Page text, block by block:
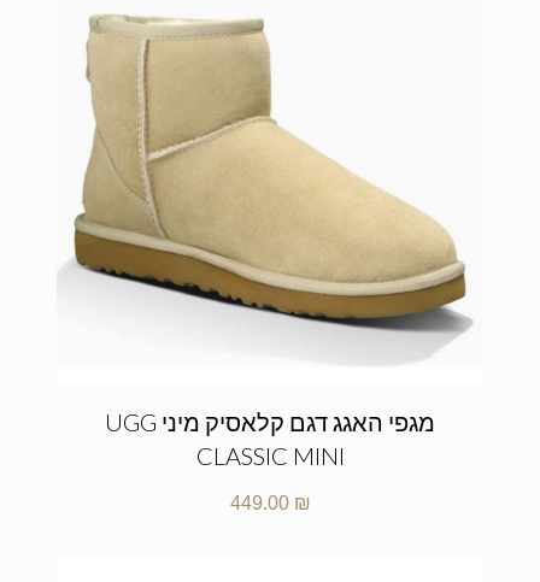
מגפי האגג דגם קלאסיק מיני UGG
CLASSIC MINI
449.00 ₪